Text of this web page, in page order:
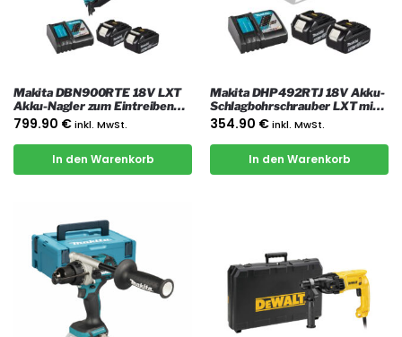
Makita DBN900RTE 18V LXT
Akku-Nagler zum Eintreiben
von Nägeln bis 90 mm mit 2x 5
Ah Akkus, Ladegerät und Koffer
799.90 €inkl. MwSt.
In den Warenkorb
Makita DHP492RTJ 18V Akku-
Schlagbohrschrauber LXT mit
2x 5 Ah Akkus, Ladegerät und
Koffer
354.90 €inkl. MwSt.
In den Warenkorb